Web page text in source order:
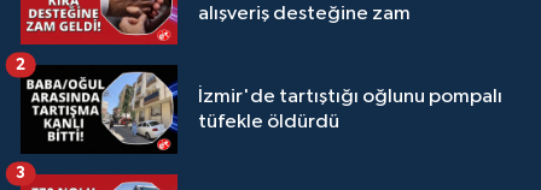
alışveriş desteğine zam
İzmir'de tartıştığı oğlunu pompalı
tüfekle öldürdü
2
3